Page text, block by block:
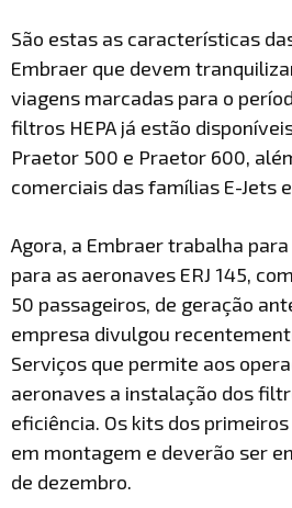
São estas as características
Embraer que devem
viagens marcadas para o
filtros HEPA já estão
Praetor 500 e Praetor 600,
comerciais das famílias E-Jets e
Agora, a Embraer trabalha
para as aeronaves ERJ 145,
50 passageiros, de geração
empresa divulgou
Serviços que permite aos
aeronaves a instalação dos
eficiência. Os kits dos
em montagem e deverão ser
de dezembro.